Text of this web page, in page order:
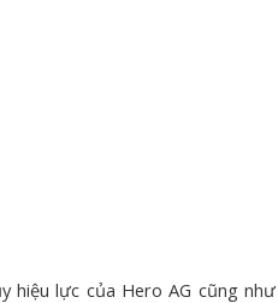
lực của Hero AG cũng như